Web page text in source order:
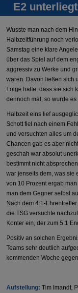
E2
Wusste man nach dem
Halbzeitführung noch
Samstag eine klare
über das Spiel auf dem
aggressiv zu Werke und
waren. Davon ließen sich
Folge hatte, dass sie sich
dennoch mal, so wurde
Halbzeit eins lief
Schott fiel nach einem
und versuchten alles um
Chancen gab es aber
geschah war absolut
bestimmt nicht
war jenseits dem, was sie
von 10 Prozent ergab
man dem Gegner selbst
Nach dem 4:1-
die TSG versuchte
Konter ein, der zum 5:1
Positiv an solchen
Teams sehr deutlich
kommenden Woche
Aufstellung: Tim Imandt,